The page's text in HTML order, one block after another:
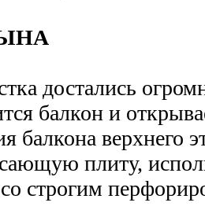
достались
балкон и
балкона верхнего
плиту,
строгим